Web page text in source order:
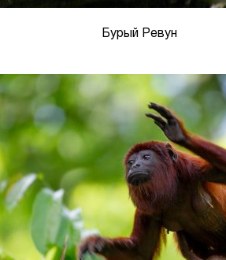
Бурый Ревун